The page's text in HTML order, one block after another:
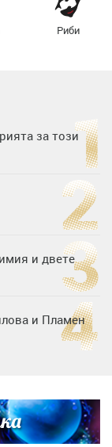
Риби
за този
и двете
и Пламен